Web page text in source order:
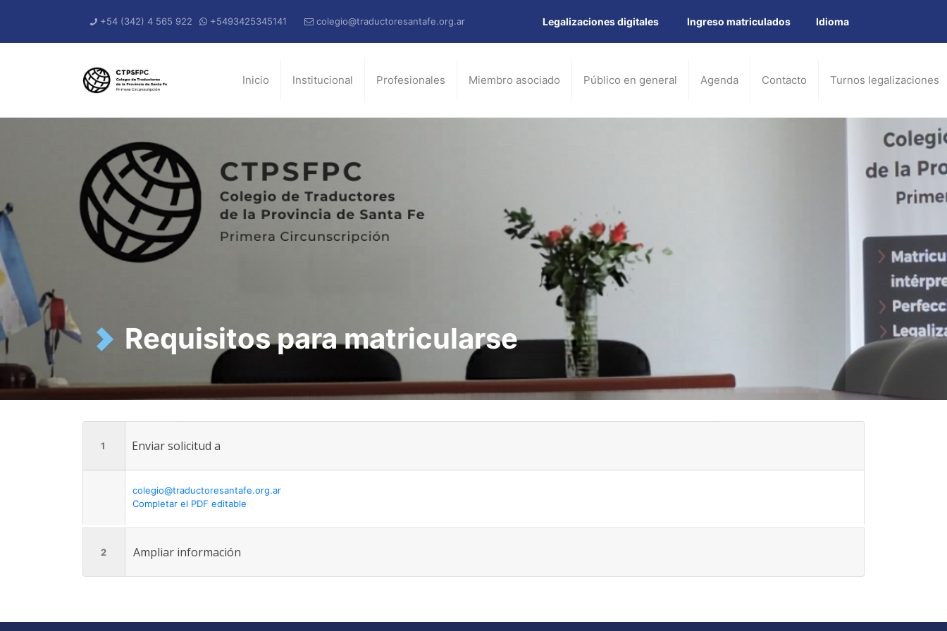
+54 (342) 4 565 922 +5493425345141 colegio@traductoresantafe.org.ar Legalizaciones digitales Ingreso matriculados Idioma
Inicio Institucional Profesionales Miembro asociado Público en general Agenda Contacto Turnos legalizaciones
Requisitos para matricularse
1 Enviar solicitud a
colegio@traductoresantafe.org.ar
Completar el PDF editable
2 Ampliar información